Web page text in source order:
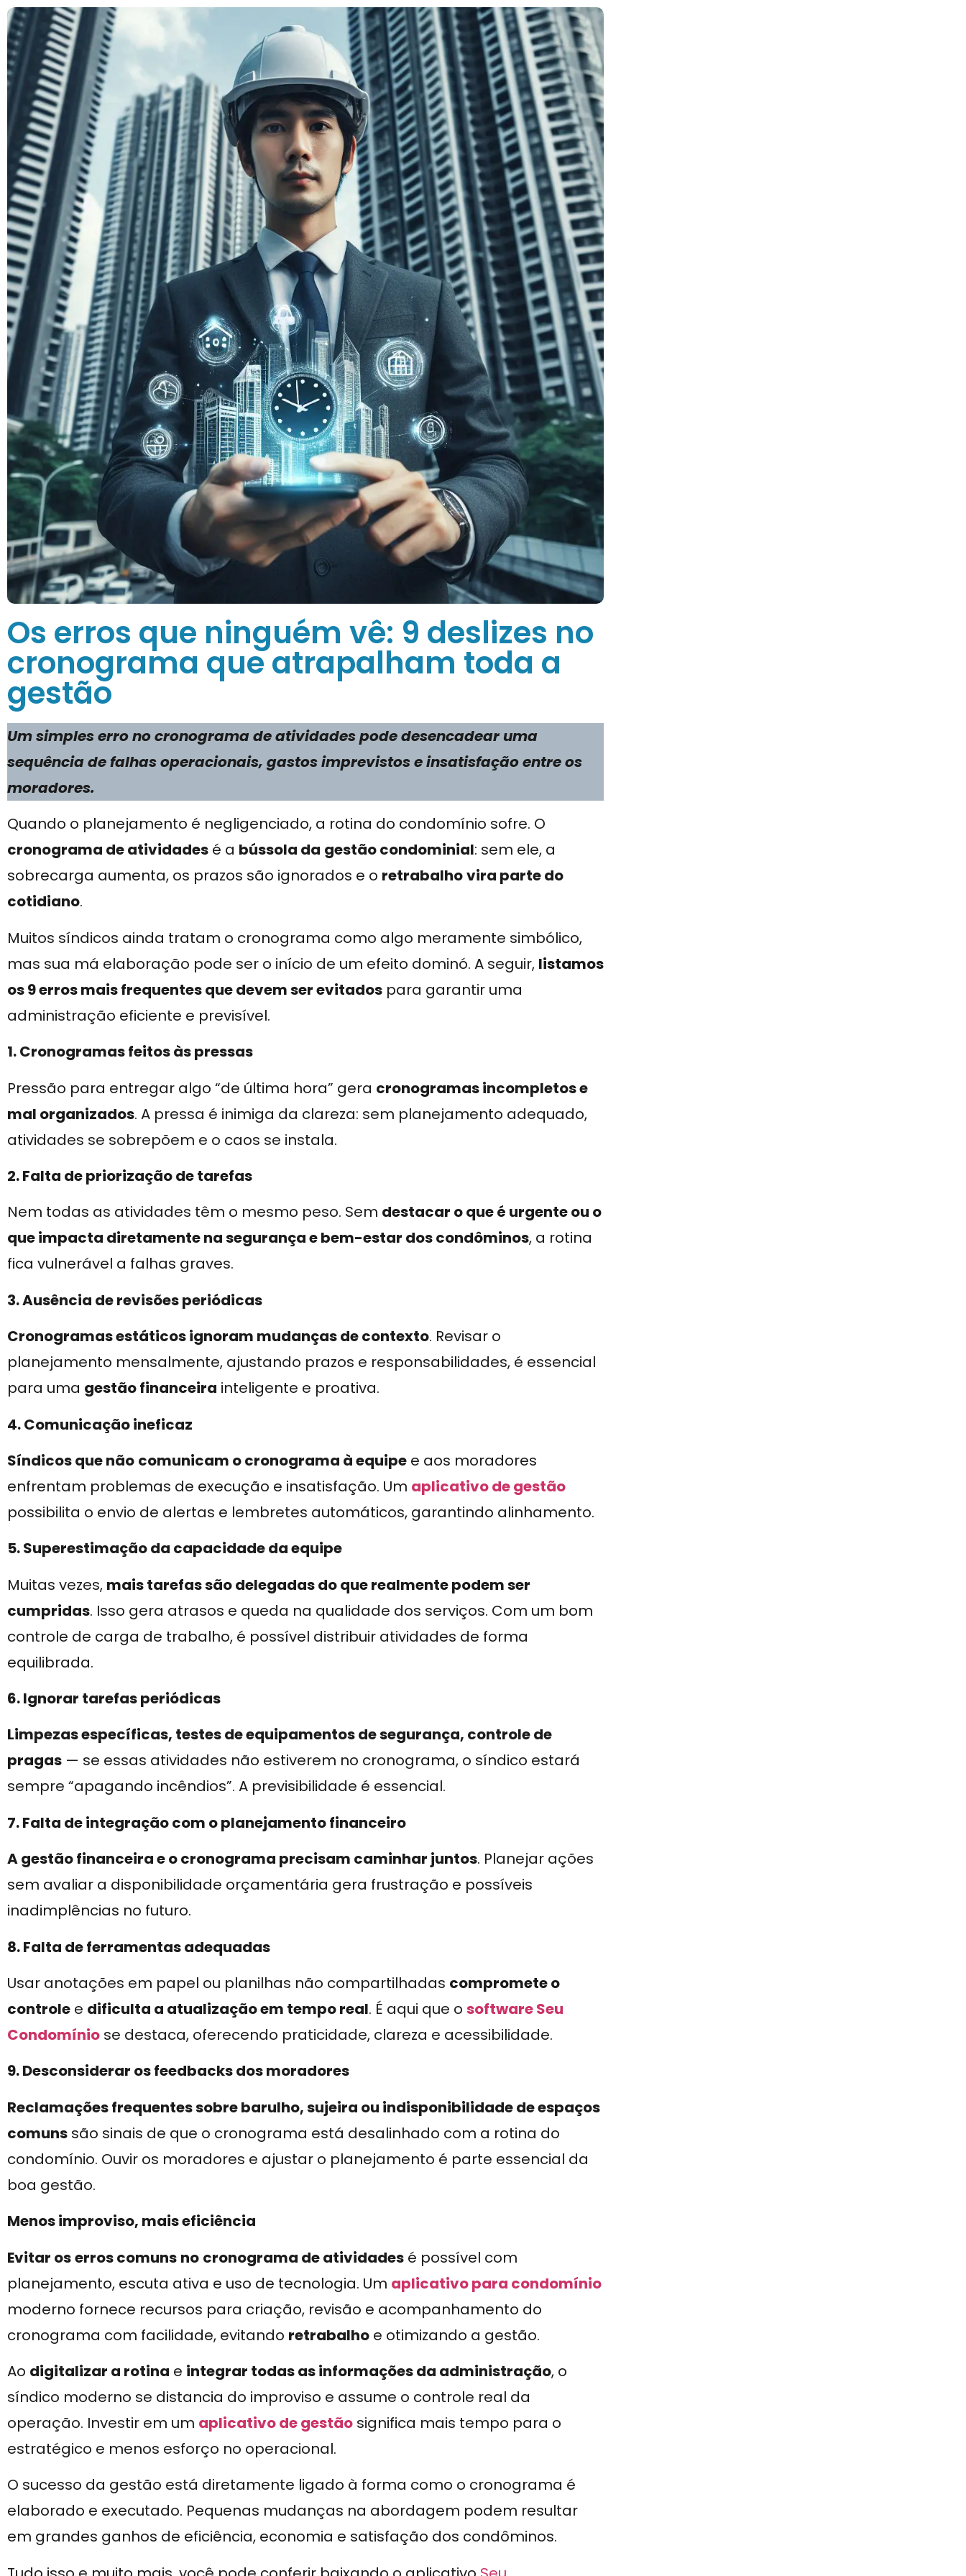
Os erros que ninguém vê: 9 deslizes no
cronograma que atrapalham toda a
gestão
Um simples erro no cronograma de atividades pode desencadear uma
sequência de falhas operacionais, gastos imprevistos e insatisfação entre os
moradores.
Quando o planejamento é negligenciado, a rotina do condomínio sofre. O
cronograma de atividades é a bússola da gestão condominial: sem ele, a
sobrecarga aumenta, os prazos são ignorados e o retrabalhovira parte do
cotidiano.
Muitos síndicos ainda tratam o cronograma como algo meramente simbólico,
mas sua má elaboração pode ser o início de um efeito dominó. A seguir, listamos
os 9 erros mais frequentes que devem ser evitados para garantir uma
administração eficiente e previsível.
1. Cronogramas feitos às pressas
Pressão para entregar algo “de última hora” gera cronogramas incompletos e
mal organizados. A pressa é inimiga da clareza: sem planejamento adequado,
atividades se sobrepõem e o caos se instala.
2. Falta de priorização de tarefas
Nem todas as atividades têm o mesmo peso. Sem destacar o que é urgente ou o
que impacta diretamente na segurança e bem-estar dos condôminos, a rotina
fica vulnerável a falhas graves.
3. Ausência de revisões periódicas
Cronogramas estáticos ignoram mudanças de contexto. Revisar o
planejamento mensalmente, ajustando prazos e responsabilidades, é essencial
para uma gestão financeira inteligente e proativa.
4. Comunicação ineficaz
Síndicos que não comunicam o cronograma à equipe e aos moradores
enfrentam problemas de execução e insatisfação. Um aplicativo de gestão
possibilita o envio de alertas e lembretes automáticos, garantindo alinhamento.
5. Superestimação da capacidade da equipe
Muitas vezes, mais tarefas são delegadas do que realmente podem ser
cumpridas. Isso gera atrasos e queda na qualidade dos serviços. Com um bom
controle de carga de trabalho, é possível distribuir atividades de forma
equilibrada.
6. Ignorar tarefas periódicas
Limpezas específicas, testes de equipamentos de segurança, controle de
pragas — se essas atividades não estiverem no cronograma, o síndico estará
sempre “apagando incêndios”. A previsibilidade é essencial.
7. Falta de integração com o planejamento financeiro
A gestão financeira e o cronograma precisam caminhar juntos. Planejar ações
sem avaliar a disponibilidade orçamentária gera frustração e possíveis
inadimplências no futuro.
8. Falta de ferramentas adequadas
Usar anotações em papel ou planilhas não compartilhadas compromete o
controle e dificulta a atualização em tempo real. É aqui que o software Seu
Condomínio se destaca, oferecendo praticidade, clareza e acessibilidade.
9. Desconsiderar os feedbacks dos moradores
Reclamações frequentes sobre barulho, sujeira ou indisponibilidade de espaços
comuns são sinais de que o cronograma está desalinhado com a rotina do
condomínio. Ouvir os moradores e ajustar o planejamento é parte essencial da
boa gestão.
Menos improviso, mais eficiência
Evitar oserros comuns no cronograma de atividades é possível com
planejamento, escuta ativa e uso de tecnologia. Um aplicativo para condomínio
moderno fornece recursos para criação, revisão e acompanhamento do
cronograma com facilidade, evitando retrabalho e otimizando a gestão.
Ao digitalizar a rotina e integrar todas as informações da administração, o
síndico moderno se distancia do improviso e assume o controle real da
operação. Investir em um aplicativo de gestão significa mais tempo para o
estratégico e menos esforço no operacional.
O sucesso da gestão está diretamente ligado à forma como o cronograma é
elaborado e executado. Pequenas mudanças na abordagem podem resultar
em grandes ganhos de eficiência, economia e satisfação dos condôminos.